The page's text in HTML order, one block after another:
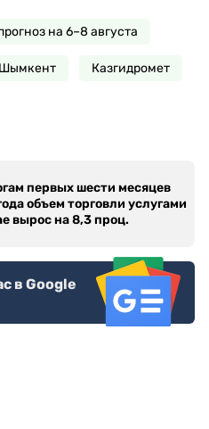
на 6–8 августа
Шымкент Казгидромет
первых шести месяцев
объем торговли услугами
вырос на 8,3 проц.
в Google